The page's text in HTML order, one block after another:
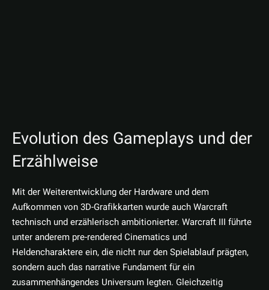
Evolution des Gameplays und der
Erzählweise
Mit der Weiterentwicklung der Hardware und dem
Aufkommen von 3D-Grafikkarten wurde auch Warcraft
technisch und erzählerisch ambitionierter. Warcraft III führte
unter anderem pre-rendered Cinematics und
Heldencharaktere ein, die nicht nur den Spielablauf prägten,
sondern auch das narrative Fundament für ein
zusammenhängendes Universum legten. Gleichzeitig